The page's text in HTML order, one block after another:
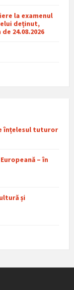
la examenul
deținut,
24.08.2026
înțelesul tuturor
– în
și